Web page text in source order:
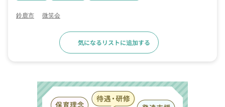
鈴鹿市 微笑会
気になるリストに追加する